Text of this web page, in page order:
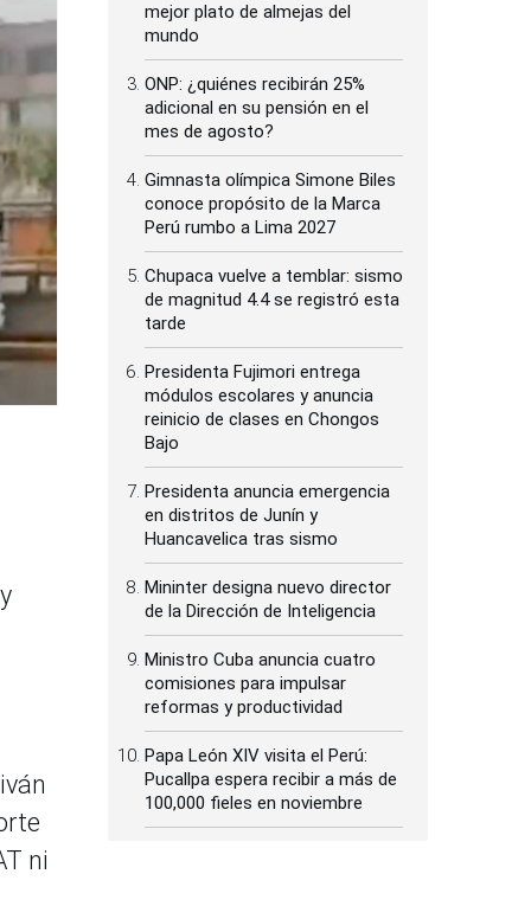
ni
mejor plato de almejas del
mundo
ONP: ¿quiénes recibirán 25%
adicional en su pensión en el
mes de agosto?
Gimnasta olímpica Simone Biles
conoce propósito de la Marca
Perú rumbo a Lima 2027
Chupaca vuelve a temblar: sismo
de magnitud 4.4 se registró esta
tarde
Presidenta Fujimori entrega
módulos escolares y anuncia
reinicio de clases en Chongos
Bajo
Presidenta anuncia emergencia
en distritos de Junín y
Huancavelica tras sismo
Mininter designa nuevo director
de la Dirección de Inteligencia
Ministro Cuba anuncia cuatro
comisiones para impulsar
reformas y productividad
Papa León XIV visita el Perú:
Pucallpa espera recibir a más de
100,000 fieles en noviembre